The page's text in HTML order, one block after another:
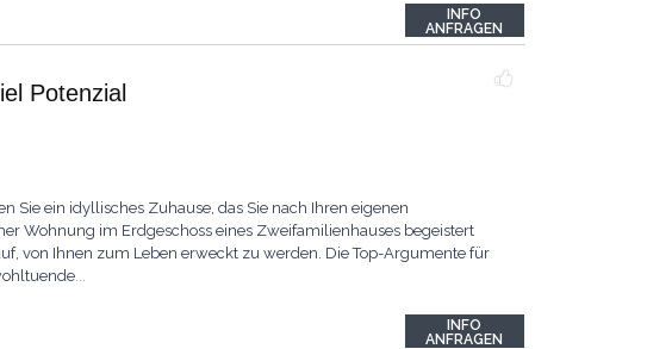
INFO
ANFRAGEN
Potenzial
ein idyllisches Zuhause, das Sie nach Ihren eigenen
Wohnung im Erdgeschoss eines Zweifamilienhauses begeistert
von Ihnen zum Leben erweckt zu werden. Die Top-Argumente für
...
INFO
ANFRAGEN